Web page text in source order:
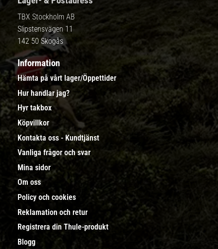
TBX Stockholm AB
Slipstensvägen 11
142 50 Skogås
Information
Hämta på vårt lager/Öppettider
Hur handlar jag?
Hyr takbox
Köpvillkor
Kontakta oss - Kundtjänst
Vanliga frågor och svar
Mina sidor
Om oss
Policy och cookies
Reklamation och retur
Registrera din Thule-produkt
Blogg